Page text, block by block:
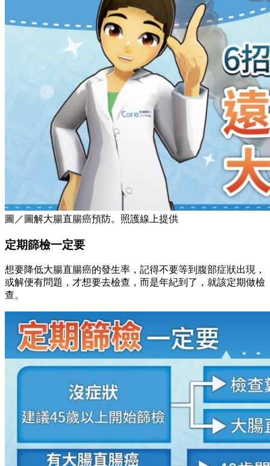
圖／圖解大腸直腸癌預防。照護線上提供
定期篩檢一定要
想要降低大腸直腸癌的發生率，記得不要等到腹部症狀出現，
或解便有問題，才想要去檢查，而是年紀到了，就該定期做檢
查。